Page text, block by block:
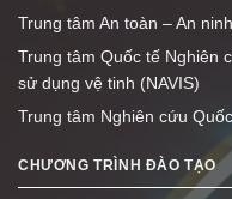
Trung tâm An toàn – An
Trung tâm Quốc tế Nghiên
sử dụng vệ tinh (NAVIS)
Trung tâm Nghiên cứu
CHƯƠNG TRÌNH ĐÀO TẠO